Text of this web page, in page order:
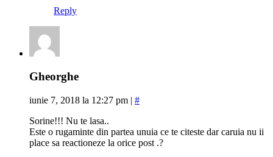
Reply
Gheorghe
iunie 7, 2018 la 12:27 pm | #
Sorine!!! Nu te lasa..
Este o rugaminte din partea unuia ce te citeste dar caruia nu ii
place sa reactioneze la orice post .?